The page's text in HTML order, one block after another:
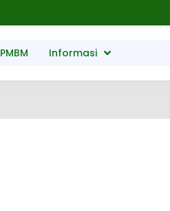
PMBM Informasi